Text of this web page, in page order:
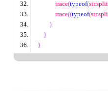
            trace
(typeof(str.split
            trace
((typeof(str.
}
}
}